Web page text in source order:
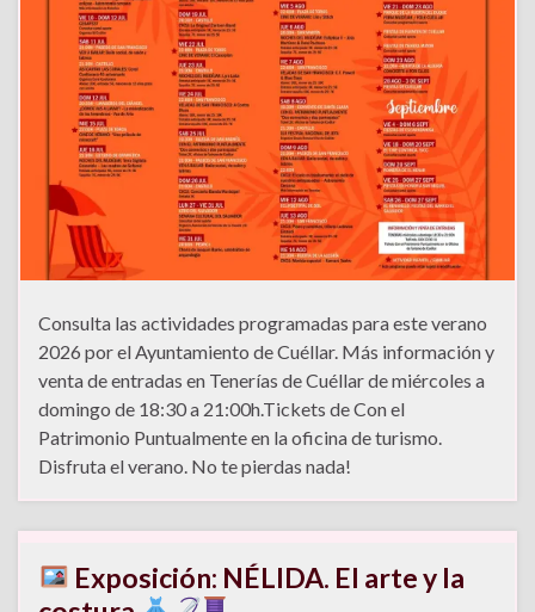
Consulta las actividades programadas para este verano
2026 por el Ayuntamiento de Cuéllar. Más información y
venta de entradas en Tenerías de Cuéllar de miércoles a
domingo de 18:30 a 21:00h.Tickets de Con el
Patrimonio Puntualmente en la oficina de turismo.
Disfruta el verano. No te pierdas nada!
Exposición: NÉLIDA. El arte y la